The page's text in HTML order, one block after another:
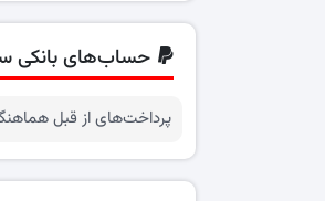
حساب‌های بانکی
پرداخت‌های از قبل